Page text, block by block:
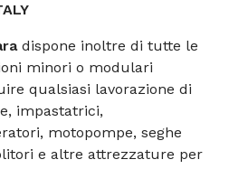
dispone inoltre di tutte le
minori o modulari
qualsiasi lavorazione di
impastatrici,
motopompe, seghe
e altre attrezzature per